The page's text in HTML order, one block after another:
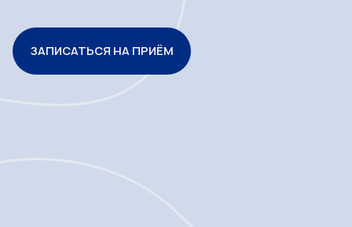
ЗАПИСАТЬСЯ НА ПРИЁМ